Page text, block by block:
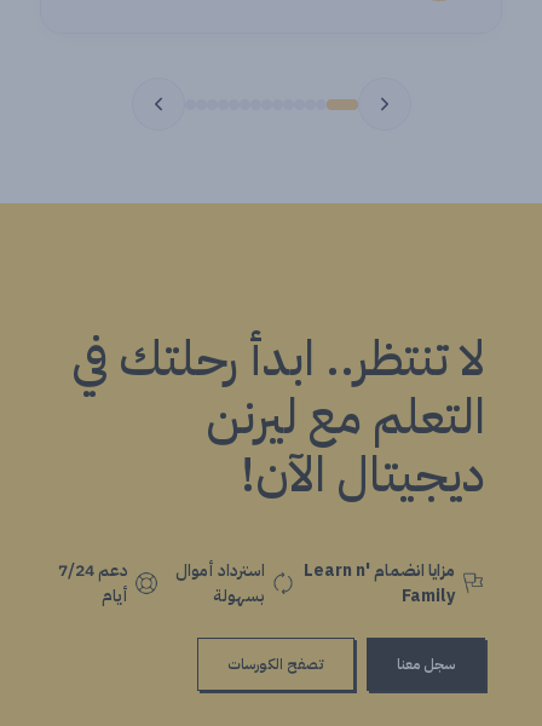
لا تنتظر.. ابدأ رحلتك في
التعلم مع ليرنن
ديجيتال الآن!
مزايا انضمام Learn n'
Family
استرداد أموال
بسهولة
دعم 7/24
أيام
سجل معنا تصفح الكورسات